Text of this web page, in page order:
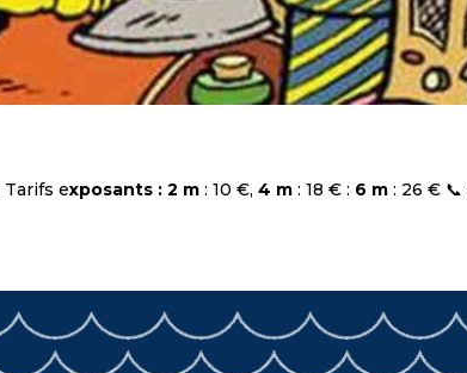
Tarifs exposants : 2 m: 10 €,4 m : 18 € : 6 m : 26 € 📞